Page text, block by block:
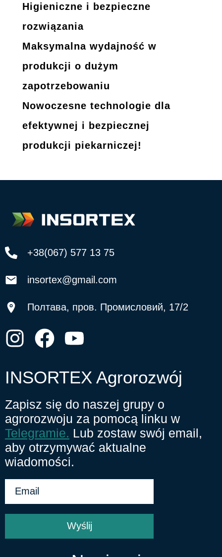
Higieniczne i bezpieczne
rozwiązania
Maksymalna wydajność w
produkcji o dużym
zapotrzebowaniu
Nowoczesne technologie dla
efektywnej i bezpiecznej
produkcji piekarniczej!
+38(067) 577 13 75
insortex@gmail.com
Полтава, пров. Промисловий, 17/2
INSORTEX Agrorozwój
Zapisz się do naszej grupy o
agrorozwoju za pomocą linku w
Telegramie. Lub zostaw swój email,
aby otrzymywać aktualne
wiadomości.
Wyślij